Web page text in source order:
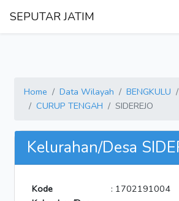
SEPUTAR JATIM
Home Data Wilayah BENGKULU
CURUP TENGAH
SIDEREJO
Kelurahan/Desa
Kode
: 1702191004